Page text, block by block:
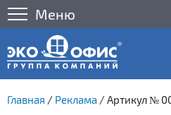
Меню
Главная / Реклама /Артикул №